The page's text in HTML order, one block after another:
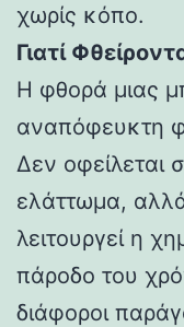
χωρίς κόπο.
Γιατί
Η φθορά μιας
αναπόφευκτη
Δεν οφείλεται
ελάττωμα,
λειτουργεί η
πάροδο του
διάφοροι